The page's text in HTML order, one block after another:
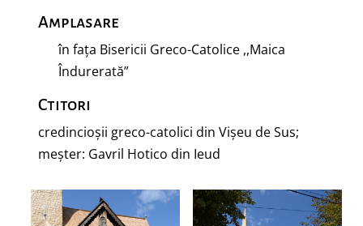
Amplasare
în fața Bisericii Greco-Catolice ,,Maica
Îndurerată”
Ctitori
credincioșii greco-catolici din Vișeu de Sus;
meșter: Gavril Hotico din Ieud